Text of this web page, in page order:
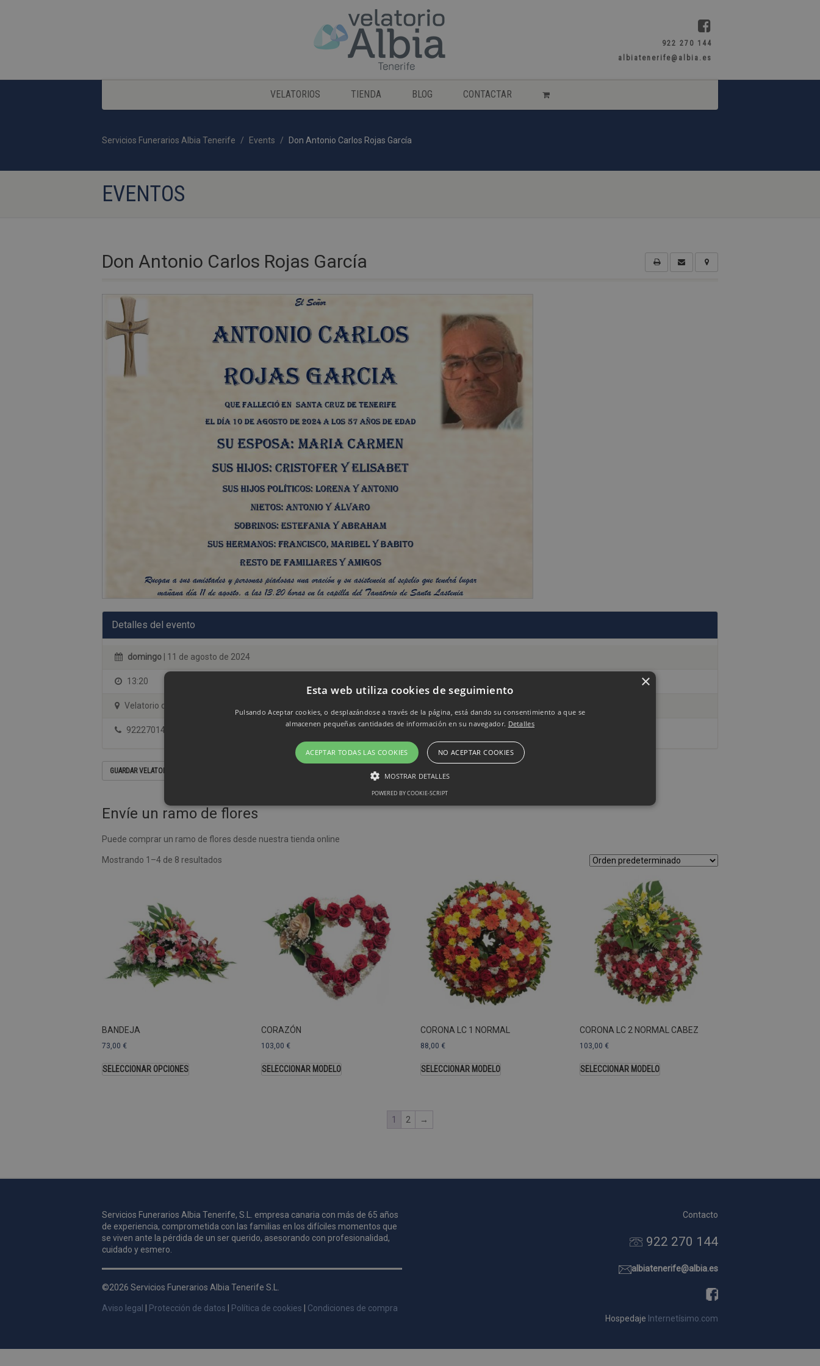
922 270 144
albiatenerife@albia.es
VELATORIOS TIENDA BLOG CONTACTAR
Servicios Funerarios Albia Tenerife Events Don Antonio Carlos Rojas García
EVENTOS
Don Antonio Carlos Rojas García
Detalles del evento
domingo | 11 de agosto de 2024
13:20
Velatorio de Santa Lastenia- Sala 4
922270144
GUARDAR VELATORIO EN SU CALENDARIO
Envíe un ramo de flores
Puede comprar un ramo de flores desde nuestra tienda online
Mostrando 1–4 de 8 resultados
BANDEJA
73,00 €
SELECCIONAR OPCIONES
CORAZÓN
103,00 €
SELECCIONAR MODELO
CORONA LC 1 NORMAL
88,00 €
SELECCIONAR MODELO
CORONA LC 2 NORMAL CABEZ
103,00 €
SELECCIONAR MODELO
1 2 →
Servicios Funerarios Albia Tenerife, S.L. empresa canaria con más de 65 años
de experiencia, comprometida con las familias en los difíciles momentos que
se viven ante la pérdida de un ser querido, asesorando con profesionalidad,
cuidado y esmero.
©2026 Servicios Funerarios Albia Tenerife S.L.
Aviso legal | Protección de datos | Política de cookies | Condiciones de compra
Contacto
922 270 144
albiatenerife@albia.es
Hospedaje Internetísimo.com
Esta web utiliza cookies de seguimiento
Pulsando Aceptar cookies, o desplazándose a través de la página, está dando su consentimiento a que se
almacenen pequeñas cantidades de información en su navegador. Detalles
ACEPTAR TODAS LAS COOKIES NO ACEPTAR COOKIES
MOSTRAR DETALLES
Las cookies de rendimiento se utilizan para ver cómo los visitantes usan el sitio web, por ejemplo. cookies analíticas Esas cookies no se pueden
usar para identificar directamente a cierto visitante.
Este nombre de cookie está asociado con Google Universal Analytics, que es
una actualización significativa del servicio de análisis de Google más utilizado.
Esta cookie se utiliza para distinguir usuarios únicos asignando un número
generado aleatoriamente como identificador de cliente. Se incluye en cada
solicitud de página de un sitio y se utiliza para calcular los datos de visitantes,
sesiones y campañas para los informes de análisis de sitios. De forma
predeterminada, caduca después de 2 años, aunque los propietarios de sitios
web pueden personalizarlo.
Dominio Vencimiento
POWERED BY COOKIE-SCRIPT
×